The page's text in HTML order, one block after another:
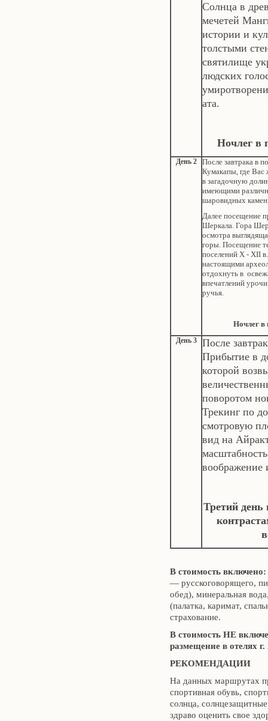
Солнца в
мечетей
истории и
толстыми
святилище
людских
ата.
Ночлег в
День 2
После завтрака в
Кумакапы, где Вас
в загадочную
имеющими
шаровидных
Далее посещение
Шеркала. Гора
осмотра
горы. Посещение
поселений Х - ХII
настоящими
отдохнуть в
впечатлений
ручья.
Ночлег в
День 3
После
Прибытие в
которой
поворотом
Трекинг по
смотровую
вид на
воображение
Третий день
В стоимость
— русскоговорящего,
обед), минеральная
(палатка, каримат,
страхование.
В стоимость НЕ
размещение в отелях
РЕКОМЕНДАЦИИ
На данных маршрутах
спортивная обувь,
солнца,
здраво оценить свое